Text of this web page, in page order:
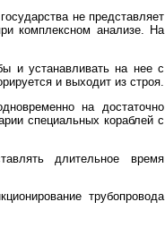
не представляет
комплексном анализе. На
и устанавливать на нее с
и выходит из строя.
на достаточно
специальных кораблей с
длительное время
трубопровода